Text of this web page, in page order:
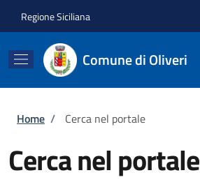
Regione Siciliana
Comune di Oliveri
Briciole di pane
Home / Cerca nel portale
Cerca nel portale